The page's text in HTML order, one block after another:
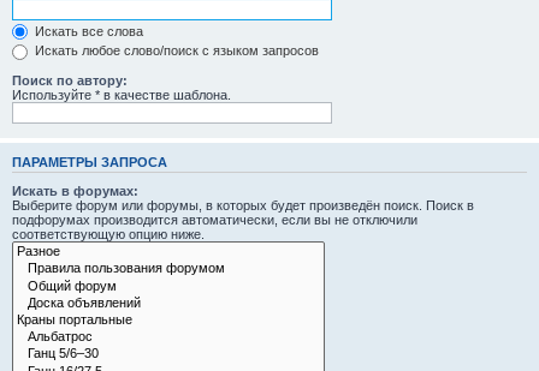
Искать все слова
Искать любое слово/поиск с языком запросов
Поиск по автору:
Используйте * в качестве шаблона.
ПАРАМЕТРЫ ЗАПРОСА
Искать в форумах:
Выберите форум или форумы, в которых будет произведён поиск. Поиск в
подфорумах производится автоматически, если вы не отключили
соответствующую опцию ниже.